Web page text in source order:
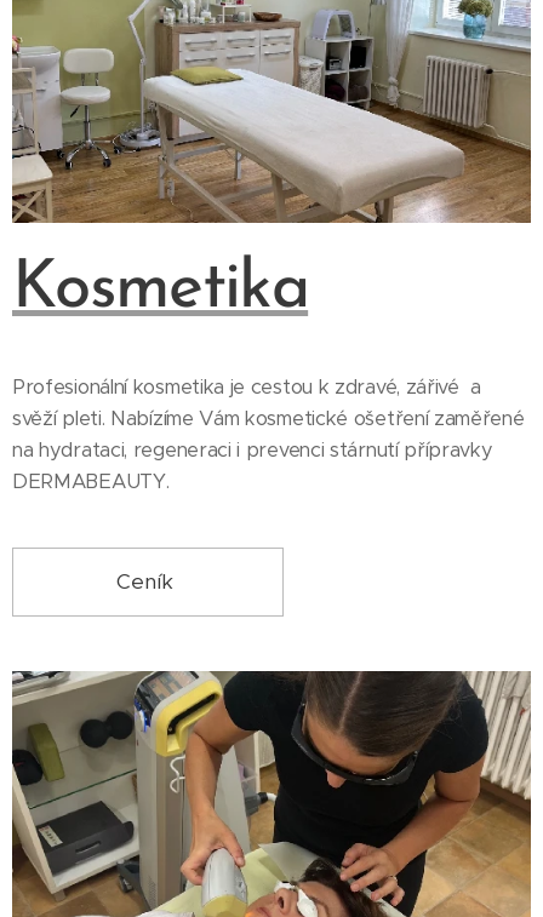
Kosmetika
Profesionální kosmetika je cestou k zdravé, zářivé a
svěží pleti. Nabízíme Vám kosmetické ošetření zaměřené
na hydrataci, regeneraci i prevenci stárnutí přípravky
DERMABEAUTY.
Ceník